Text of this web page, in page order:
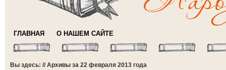
ГЛАВНАЯ О НАШЕМ САЙТЕ
Вы здесь: // Архивы за 22 февраля 2013 года